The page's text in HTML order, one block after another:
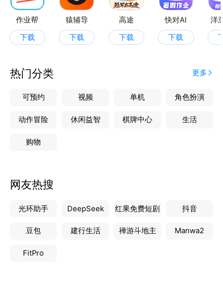
作业帮
下载
猿辅导
下载
高途
下载
快对AI
下载
洋
热门分类 更多
可预约 视频 单机 角色扮演
动作冒险 休闲益智 棋牌中心 生活
购物
网友热搜
光环助手 DeepSeek 红果免费短剧 抖音
豆包 建行生活 禅游斗地主 Manwa2
FitPro